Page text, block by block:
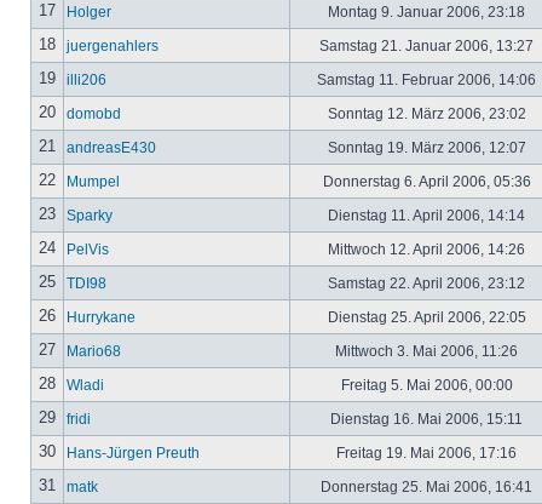
17 Holger Montag 9. Januar 2006, 23:18
18 juergenahlers Samstag 21. Januar 2006, 13:27
19 illi206 Samstag 11. Februar 2006, 14:06
20 domobd Sonntag 12. März 2006, 23:02
21 andreasE430 Sonntag 19. März 2006, 12:07
22 Mumpel Donnerstag 6. April 2006, 05:36
23 Sparky Dienstag 11. April 2006, 14:14
24 PelVis Mittwoch 12. April 2006, 14:26
25 TDI98 Samstag 22. April 2006, 23:12
26 Hurrykane Dienstag 25. April 2006, 22:05
27 Mario68 Mittwoch 3. Mai 2006, 11:26
28 Wladi Freitag 5. Mai 2006, 00:00
29 fridi Dienstag 16. Mai 2006, 15:11
30 Hans-Jürgen Preuth Freitag 19. Mai 2006, 17:16
31 matk Donnerstag 25. Mai 2006, 16:41